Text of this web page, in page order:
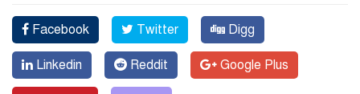
Facebook Twitter Digg
Linkedin Reddit Google Plus